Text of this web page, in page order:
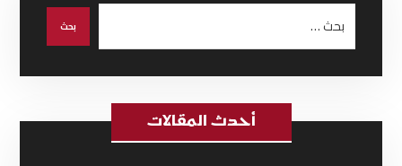
أحدث المقالات